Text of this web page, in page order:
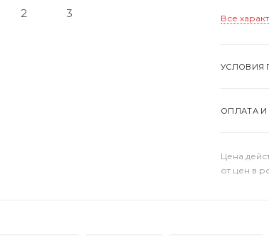
Все
УСЛОВИЯ
ОПЛАТА И
Цена
от цен в